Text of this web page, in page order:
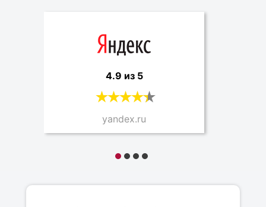
4.9 из 5
yandex.ru